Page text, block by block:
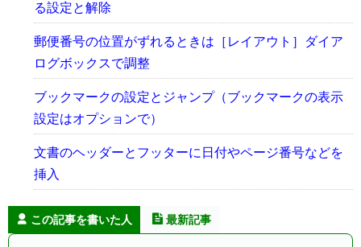
る設定と解除
郵便番号の位置がずれるときは［レイアウト］ダイア
ログボックスで調整
ブックマークの設定とジャンプ（ブックマークの表示
設定はオプションで）
文書のヘッダーとフッターに日付やページ番号などを
挿入
この記事を書いた人 最新記事